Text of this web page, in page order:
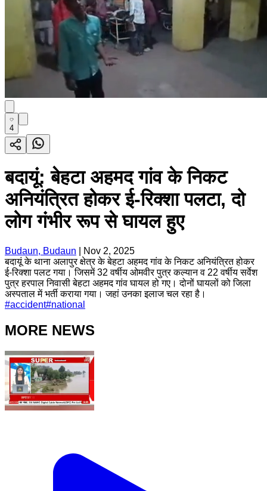
4
बदायूं: बेहटा अहमद गांव के निकट
अनियंत्रित होकर ई-रिक्शा पलटा, दो
लोग गंभीर रूप से घायल हुए
Budaun, Budaun
Nov 2, 2025
बदायूं के थाना अलापुर क्षेत्र के बेहटा अहमद गांव के निकट अनियंत्रित होकर
ई-रिक्शा पलट गया। जिसमें 32 वर्षीय ओमवीर पुत्र कल्यान व 22 वर्षीय सर्वेश
पुत्र हरपाल निवासी बेहटा अहमद गांव घायल हो गए। दोनों घायलों को जिला
अस्पताल में भर्ती कराया गया। जहां उनका इलाज चल रहा है।
#accident#national
MORE NEWS